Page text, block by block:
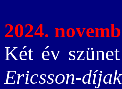
2024.
Két év
Ericsson-